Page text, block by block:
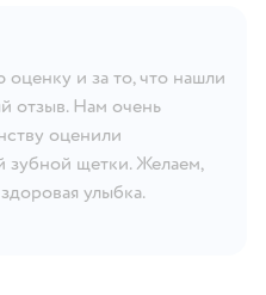
и за то, что нашли
отзыв. Нам очень
оценили
зубной щетки. Желаем,
улыбка.